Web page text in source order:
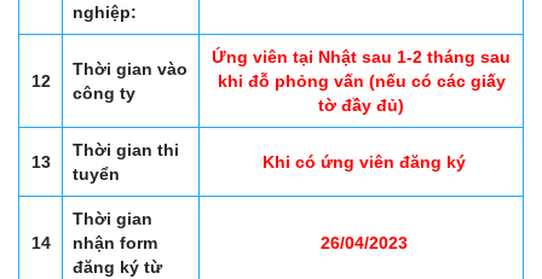
nghiệp:
12
Thời gian vào
công ty
Ứng viên tại Nhật sau 1-2 tháng sau
khi đỗ phỏng vấn (nếu có các giấy
tờ đầy đủ)
13
Thời gian thi
tuyển
Khi có ứng viên đăng ký
14
Thời gian
nhận form
đăng ký từ
26/04/2023